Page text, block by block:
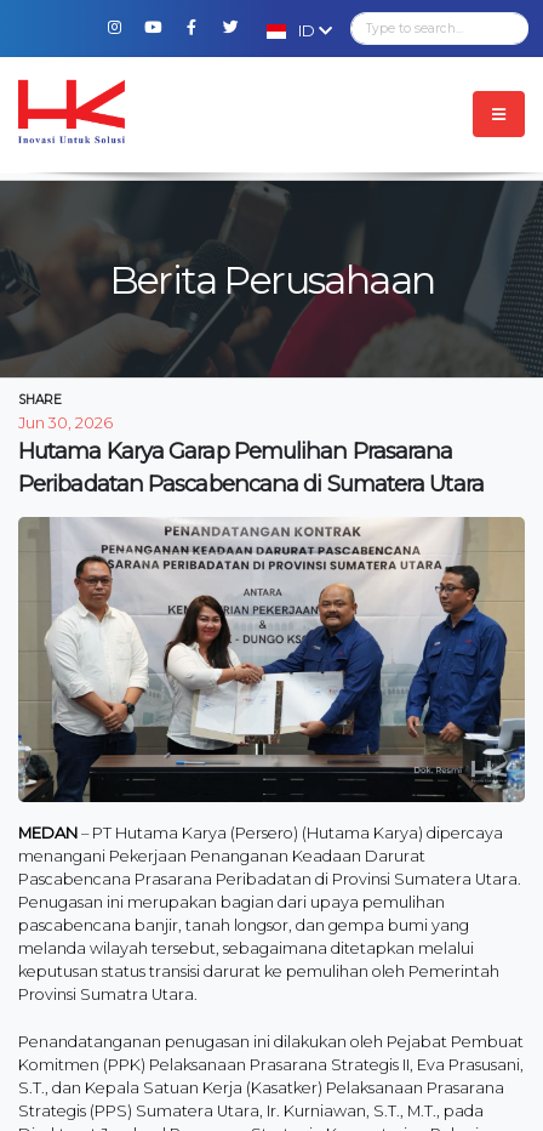
ID
Berita Perusahaan
SHARE
Jun 30, 2026
Hutama Karya Garap Pemulihan Prasarana
Peribadatan Pascabencana di Sumatera Utara
MEDAN – PT Hutama Karya (Persero) (Hutama Karya) dipercaya
menangani Pekerjaan Penanganan Keadaan Darurat
Pascabencana Prasarana Peribadatan di Provinsi Sumatera Utara.
Penugasan ini merupakan bagian dari upaya pemulihan
pascabencana banjir, tanah longsor, dan gempa bumi yang
melanda wilayah tersebut, sebagaimana ditetapkan melalui
keputusan status transisi darurat ke pemulihan oleh Pemerintah
Provinsi Sumatra Utara.
Penandatanganan penugasan ini dilakukan oleh Pejabat Pembuat
Komitmen (PPK) Pelaksanaan Prasarana Strategis II, Eva Prasusani,
S.T., dan Kepala Satuan Kerja (Kasatker) Pelaksanaan Prasarana
Strategis (PPS) Sumatera Utara, Ir. Kurniawan, S.T., M.T., pada